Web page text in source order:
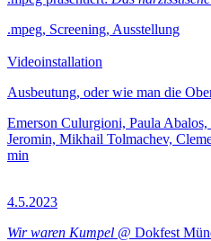
.mpeg, Screening, Ausstellung
Videoinstallation
Ausbeutung, oder wie man die
Emerson Culurgioni, Paula
Jeromin, Mikhail Tolmachev,
min
4.5.2023
Wir waren Kumpel @ Dokfest